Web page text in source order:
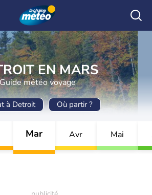
EN MARS
météo voyage
à Detroit Où partir ?
Mar Avr Mai